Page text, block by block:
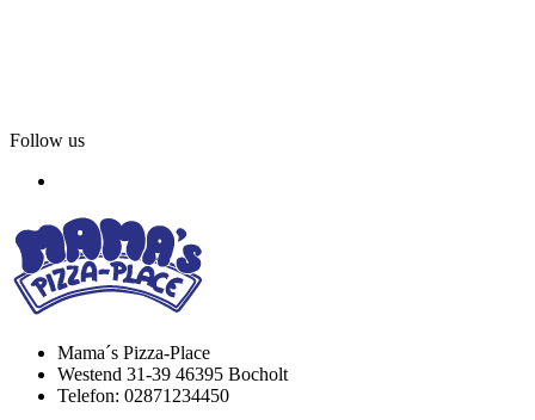
Follow us
Mama´s Pizza-Place
Westend 31-39 46395 Bocholt
Telefon: 02871234450